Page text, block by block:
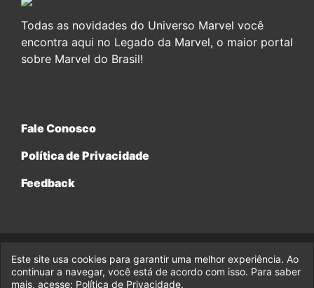
Todas as novidades do Universo Marvel você
encontra aqui no Legado da Marvel, o maior portal
sobre Marvel do Brasil!
Fale Conosco
Política de Privacidade
Feedback
© 2017-2026 Legado da Marvel, uma empresa da Legado
Enterprises.
Este site usa cookies para garantir uma melhor experiência. Ao
continuar a navegar, você está de acordo com isso. Para saber
mais, acesse: Política de Privacidade.